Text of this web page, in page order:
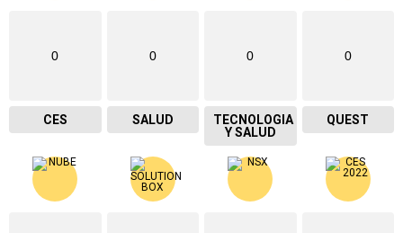
0
CES
0
SALUD
0
TECNOLOGIA
Y SALUD
0
QUEST